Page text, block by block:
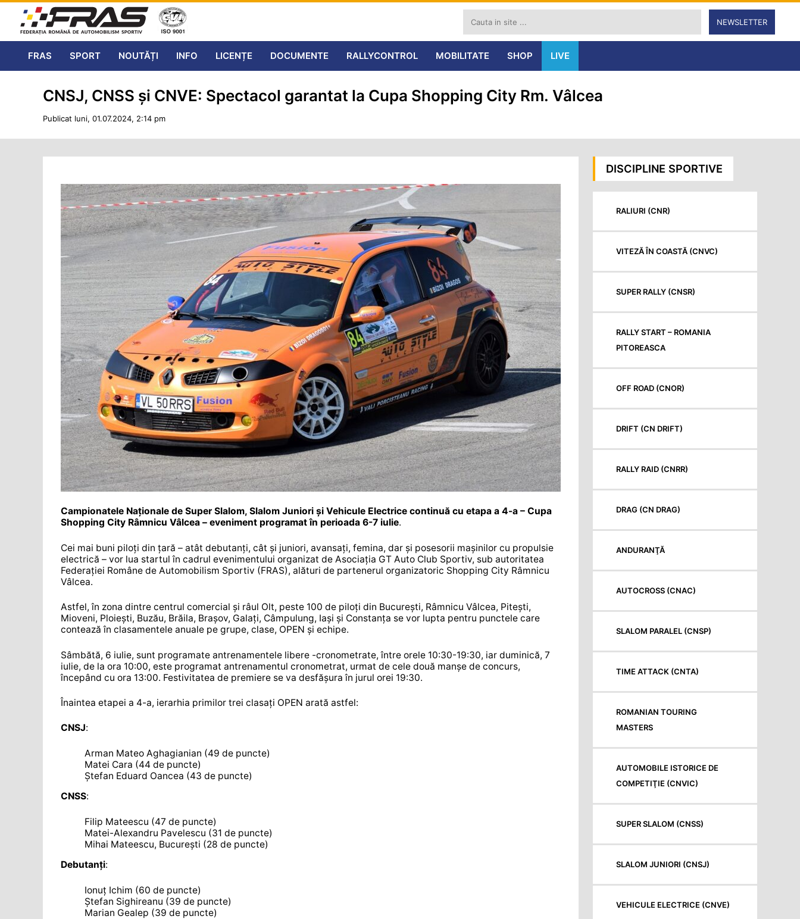
NEWSLETTER
FRAS SPORT NOUTĂȚI INFO LICENȚE DOCUMENTE RALLYCONTROL MOBILITATE SHOP LIVE
CNSJ, CNSS și CNVE: Spectacol garantat la Cupa Shopping City Rm. Vâlcea
Publicat luni, 01.07.2024, 2:14 pm
Campionatele Naționale de Super Slalom, Slalom Juniori și Vehicule Electrice continuă cu etapa a 4-a – Cupa
Shopping City Râmnicu Vâlcea – eveniment programat în perioada 6-7 iulie.
Cei mai buni piloți din țară – atât debutanți, cât și juniori, avansați, femina, dar și posesorii mașinilor cu propulsie
electrică – vor lua startul în cadrul evenimentului organizat de Asociația GT Auto Club Sportiv, sub autoritatea
Federației Române de Automobilism Sportiv (FRAS), alături de partenerul organizatoric Shopping City Râmnicu
Vâlcea.
Astfel, în zona dintre centrul comercial și râul Olt, peste 100 de piloți din București, Râmnicu Vâlcea, Pitești,
Mioveni, Ploiești, Buzău, Brăila, Brașov, Galați, Câmpulung, Iași și Constanța se vor lupta pentru punctele care
contează în clasamentele anuale pe grupe, clase, OPEN și echipe.
Sâmbătă, 6 iulie, sunt programate antrenamentele libere -cronometrate, între orele 10:30-19:30, iar duminică, 7
iulie, de la ora 10:00, este programat antrenamentul cronometrat, urmat de cele două manșe de concurs,
începând cu ora 13:00. Festivitatea de premiere se va desfășura în jurul orei 19:30.
Înaintea etapei a 4-a, ierarhia primilor trei clasați OPEN arată astfel:
CNSJ:
Arman Mateo Aghagianian (49 de puncte)
Matei Cara (44 de puncte)
Ștefan Eduard Oancea (43 de puncte)
CNSS:
Filip Mateescu (47 de puncte)
Matei-Alexandru Pavelescu (31 de puncte)
Mihai Mateescu, București (28 de puncte)
Debutanți:
Ionuț Ichim (60 de puncte)
Ștefan Sighireanu (39 de puncte)
Marian Gealep (39 de puncte)
DISCIPLINE SPORTIVE
RALIURI (CNR)
VITEZĂ ÎN COASTĂ (CNVC)
SUPER RALLY (CNSR)
RALLY START – ROMANIA
PITOREASCA
OFF ROAD (CNOR)
DRIFT (CN DRIFT)
RALLY RAID (CNRR)
DRAG (CN DRAG)
ANDURANŢĂ
AUTOCROSS (CNAC)
SLALOM PARALEL (CNSP)
TIME ATTACK (CNTA)
ROMANIAN TOURING
MASTERS
AUTOMOBILE ISTORICE DE
COMPETIŢIE (CNVIC)
SUPER SLALOM (CNSS)
SLALOM JUNIORI (CNSJ)
VEHICULE ELECTRICE (CNVE)